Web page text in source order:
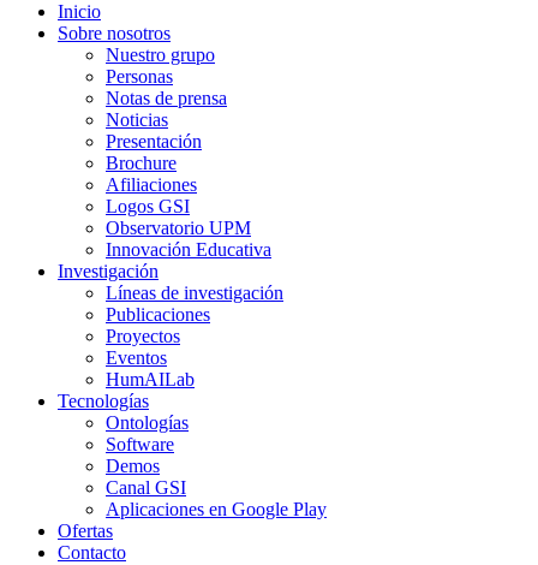
Inicio
Sobre nosotros
Nuestro grupo
Personas
Notas de prensa
Noticias
Presentación
Brochure
Afiliaciones
Logos GSI
Observatorio UPM
Innovación Educativa
Investigación
Líneas de investigación
Publicaciones
Proyectos
Eventos
HumAILab
Tecnologías
Ontologías
Software
Demos
Canal GSI
Aplicaciones en Google Play
Ofertas
Contacto